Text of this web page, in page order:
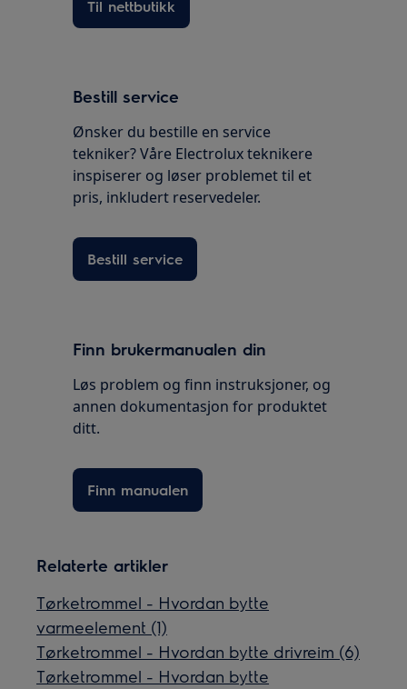
Til nettbutikk
Bestill service
Ønsker du bestille en service
tekniker? Våre Electrolux teknikere
inspiserer og løser problemet til et
pris, inkludert reservedeler.
Bestill service
Finn brukermanualen din
Løs problem og finn instruksjoner, og
annen dokumentasjon for produktet
ditt.
Finn manualen
Relaterte artikler
Tørketrommel - Hvordan bytte
varmeelement (1)
Tørketrommel - Hvordan bytte drivreim (6)
Tørketrommel - Hvordan bytte